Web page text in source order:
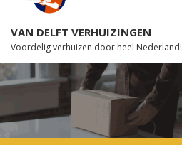
VAN DELFT VERHUIZINGEN
Voordelig verhuizen door heel Nederland!